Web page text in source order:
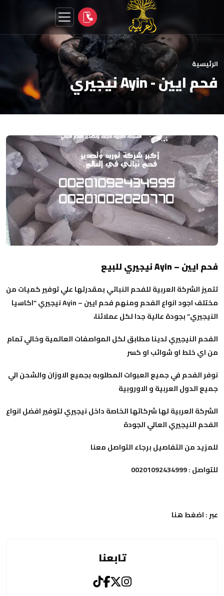
الرئيسية
فحم ايين - Ayin نيجيري
تابعنا
فحم ايين – Ayin نيجيري للبيع
تتميز الشركة العربية للفحم النباتي بمقدرتها علي توفير كميات من
مختلف اجود انواع الفحم ومنهم فحم ايين – Ayin نيجيري “اكاسيا
النيجيري” بجودة عالية جدا لكل عملائنا،
الفحم النيجيري لدينا مطابق لكل المواصفات العالمية وخالي تمام
من اي خلط او شوائب او كسر
نوفر الفحم في جميع العبوات المطلوبه بجميع الاوزان والشحن الي
جميع الدول العربية و الاوروبية
الشركة العربية لها شركاتها الخاصة داخل نيجيري لتوفير افضل انواع
الفحم النيجيري العالي الجودة
للمزيد من التفاصيل برجاء التواصل معنا
للتواصل : 00201092434999
عبر : اضغط هنا